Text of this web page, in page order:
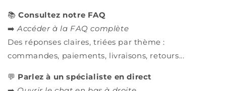
📚Consultez notre FAQ
➡️Accéder à la FAQ complète
Des réponses claires, triées par thème :
commandes, paiements, livraisons, retours...
💬 Parlez à un spécialiste en direct